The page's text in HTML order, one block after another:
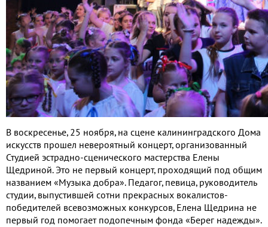
В воскресенье, 25 ноября, на сцене калининградского Дома
искусств прошел невероятный концерт, организованный
Студией эстрадно-сценического мастерства Елены
Щедриной. Это не первый концерт, проходящий под общим
названием «Музыка добра». Педагог, певица, руководитель
студии, выпустившей сотни прекрасных вокалистов-
победителей всевозможных конкурсов, Елена Щедрина не
первый год помогает подопечным фонда «Берег надежды».